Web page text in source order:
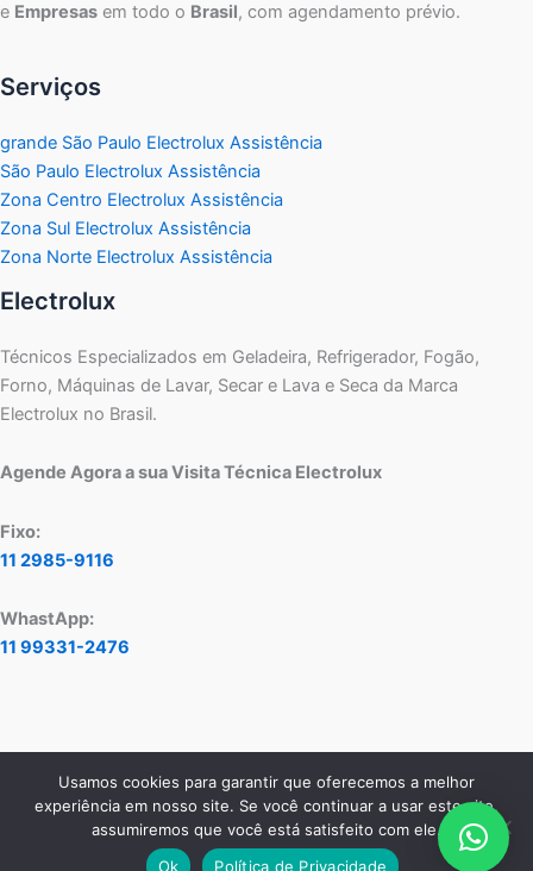
e Empresas em todo o Brasil, com agendamento prévio.
Serviços
grande São Paulo Electrolux Assistência
São Paulo Electrolux Assistência
Zona Centro Electrolux Assistência
Zona Sul Electrolux Assistência
Zona Norte Electrolux Assistência
Electrolux
Técnicos Especializados em Geladeira, Refrigerador, Fogão,
Forno, Máquinas de Lavar, Secar e Lava e Seca da Marca
Electrolux no Brasil.
Agende Agora a sua Visita Técnica Electrolux
Fixo:
11 2985-9116
WhastApp:
11 99331-2476
Copyright © 2026 Assistência Técnica Electrolux - Central de
Atendimento:11 2985-9116- WhatsApp: 11 99331-2476
Usamos cookies para garantir que oferecemos a melhor
experiência em nosso site. Se você continuar a usar este site,
assumiremos que você está satisfeito com ele.
Ok
Política de Privacidade